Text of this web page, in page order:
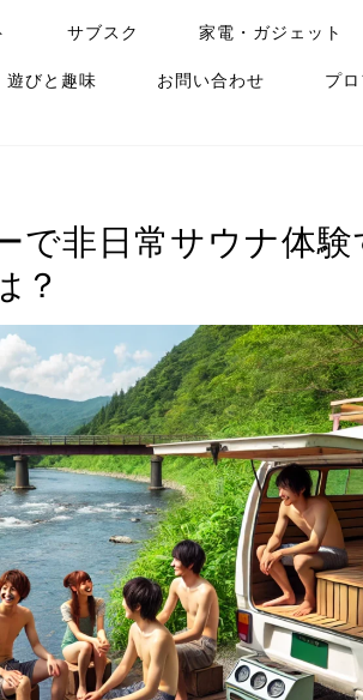
サブスク 家電・ガジェット
遊びと趣味 お問い合わせ プ
で非日常サウナ体験
？